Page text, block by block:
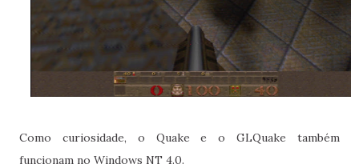
Como curiosidade, o Quake e o GLQuake também
funcionam no Windows NT 4.0.